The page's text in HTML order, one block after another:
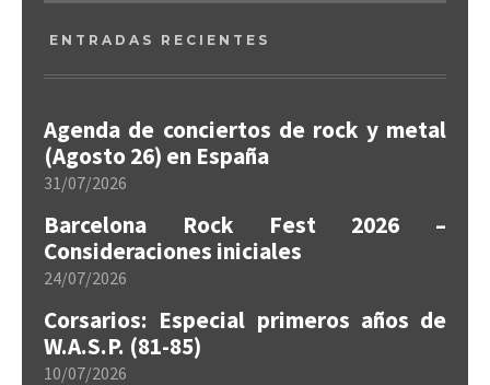
ENTRADAS RECIENTES
Agenda de conciertos de rock y metal
(Agosto 26) en España
31/07/2026
Barcelona Rock Fest 2026 –
Consideraciones iniciales
24/07/2026
Corsarios: Especial primeros años de
W.A.S.P. (81-85)
10/07/2026